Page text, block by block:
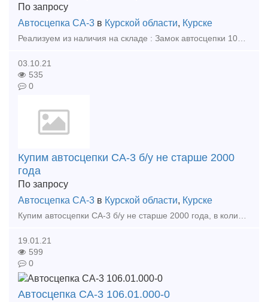
По запросу
Автосцепка СА-3 в Курской области, Курске
03.10.21
535
0
Купим автосцепки СА-3 б/у не старше 2000
года
По запросу
Автосцепка СА-3 в Курской области, Курске
19.01.21
599
0
Автосцепка СА-3 106.01.000-0